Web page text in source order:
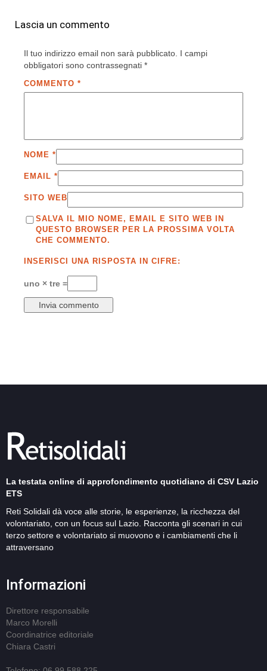
Lascia un commento
Il tuo indirizzo email non sarà pubblicato. I campi
obbligatori sono contrassegnati *
COMMENTO *
NOME *
EMAIL *
SITO WEB
SALVA IL MIO NOME, EMAIL E SITO WEB IN
QUESTO BROWSER PER LA PROSSIMA VOLTA
CHE COMMENTO.
INSERISCI UNA RISPOSTA IN CIFRE:
uno × tre =
La testata online di approfondimento quotidiano di CSV Lazio
ETS
Reti Solidali dà voce alle storie, le esperienze, la ricchezza del
volontariato, con un focus sul Lazio. Racconta gli scenari in cui
terzo settore e volontariato si muovono e i cambiamenti che li
attraversano
Informazioni
Direttore responsabile
Marco Morelli
Coordinatrice editoriale
Chiara Castri